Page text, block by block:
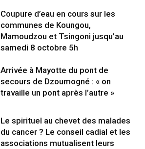
Coupure d’eau en cours sur les
communes de Koungou,
Mamoudzou et Tsingoni jusqu’au
samedi 8 octobre 5h
Arrivée à Mayotte du pont de
secours de Dzoumogné : « on
travaille un pont après l’autre »
Le spirituel au chevet des malades
du cancer ? Le conseil cadial et les
associations mutualisent leurs